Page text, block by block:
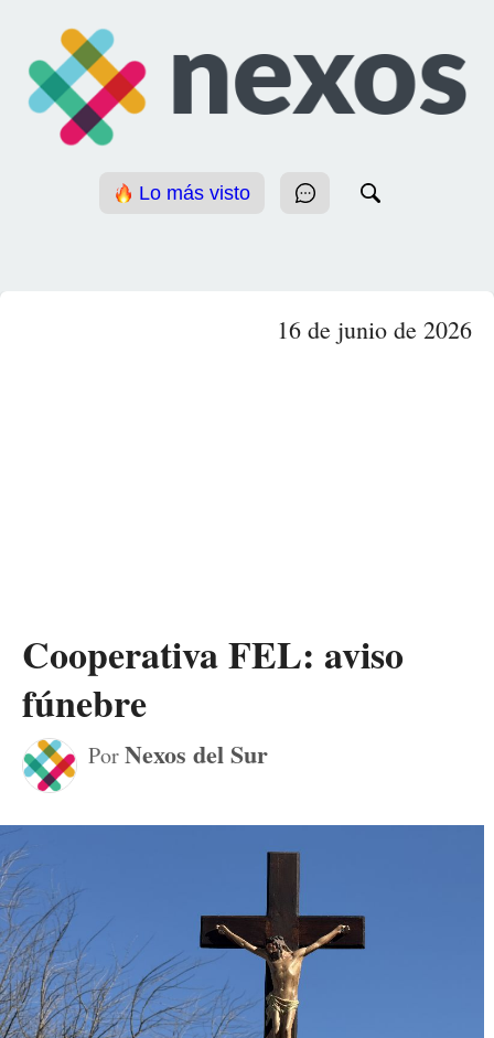
Lo más visto
16 de junio de 2026
Cooperativa FEL: aviso
fúnebre
PorNexos del Sur